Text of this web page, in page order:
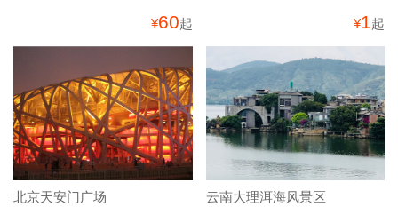
¥60起 ¥1起
北京天安门广场 云南大理洱海风景区